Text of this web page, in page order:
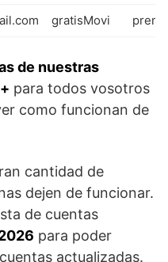
gratisMovi
de nuestras
para todos vosotros
como funcionan de
cantidad de
dejen de funcionar.
de cuentas
para poder
actualizadas.